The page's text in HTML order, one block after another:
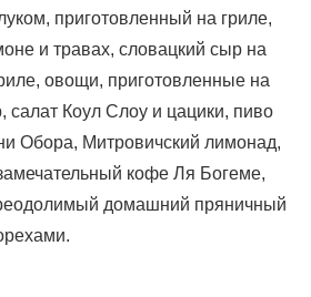
приготовленный на гриле,
и травах, словацкий сыр на
овощи, приготовленные на
салат Коул Слоу и цацики, пиво
Обора, Митровичский лимонад,
кофе Ля Богеме,
домашний пряничный